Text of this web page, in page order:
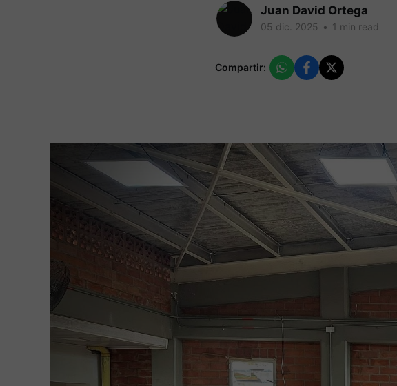
Juan David Ortega
05 dic. 2025 • 1 min read
Compartir: